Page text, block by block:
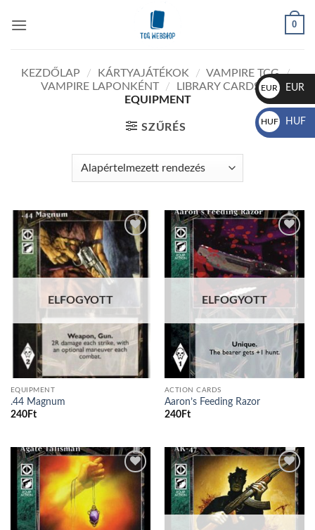
0
KEZDŐLAP / KÁRTYAJÁTÉKOK / VAMPIRE TCG /
VAMPIRE LAPONKÉNT
/ LIBRARY CARDS /
EQUIPMENT
SZŰRÉS
Add to
wishlist
ELFOGYOTT
EQUIPMENT
.44 Magnum
240Ft
Add to
wishlist
ELFOGYOTT
ACTION CARDS
Aaron’s Feeding Razor
240Ft
Add to
wishlist
Add to
wishlist
EUR
€
EUR
HUF
Ft
HUF